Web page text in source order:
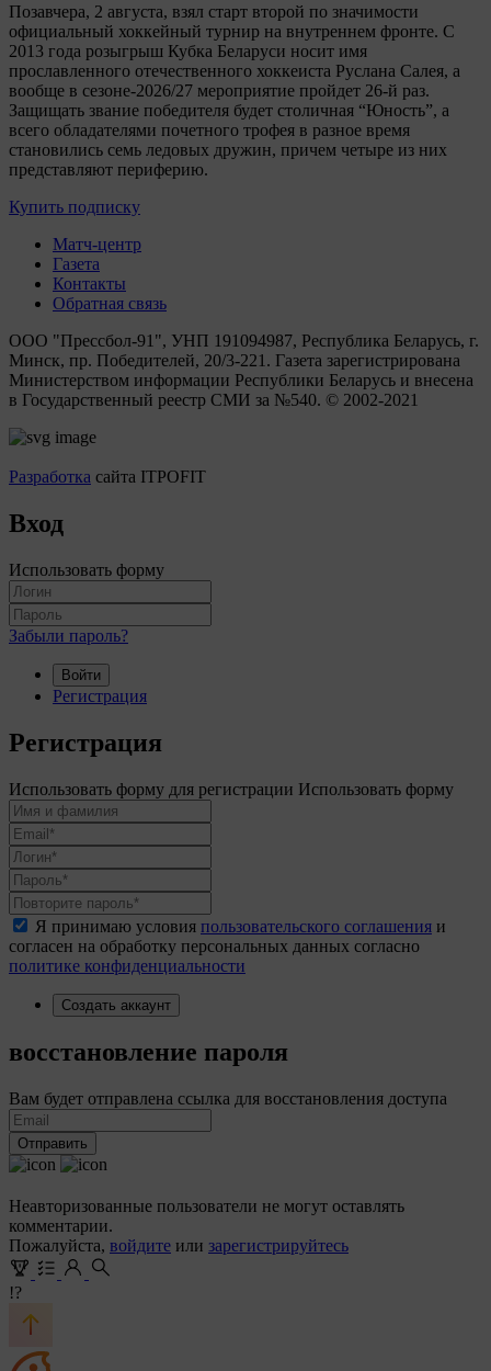
Позавчера, 2 августа, взял старт второй по значимости
официальный хоккейный турнир на внутреннем фронте. C
2013 года розыгрыш Кубка Беларуси носит имя
прославленного отечественного хоккеиста Руслана Салея, а
вообще в сезоне-2026/27 мероприятие пройдет 26-й раз.
Защищать звание победителя будет столичная “Юность”, а
всего обладателями почетного трофея в разное время
становились семь ледовых дружин, причем четыре из них
представляют периферию.
Купить подписку
Матч-центр
Газета
Контакты
Обратная связь
ООО "Прессбол-91", УНП 191094987, Республика Беларусь, г.
Минск, пр. Победителей, 20/3-221. Газета зарегистрирована
Министерством информации Республики Беларусь и внесена
в Государственный реестр СМИ за №540. © 2002-2021
Разработка сайта ITPOFIT
Вход
Использовать форму
Забыли пароль?
Войти
Регистрация
Регистрация
Использовать форму для регистрации Использовать форму
Я принимаю условия пользовательского соглашения и
согласен на обработку персональных данных согласно
политике конфиденциальности
Создать аккаунт
восстановление пароля
Вам будет отправлена ссылка для восстановления доступа
Отправить
Неавторизованные пользователи не могут оставлять
комментарии.
Пожалуйста, войдите или зарегистрируйтесь
!?